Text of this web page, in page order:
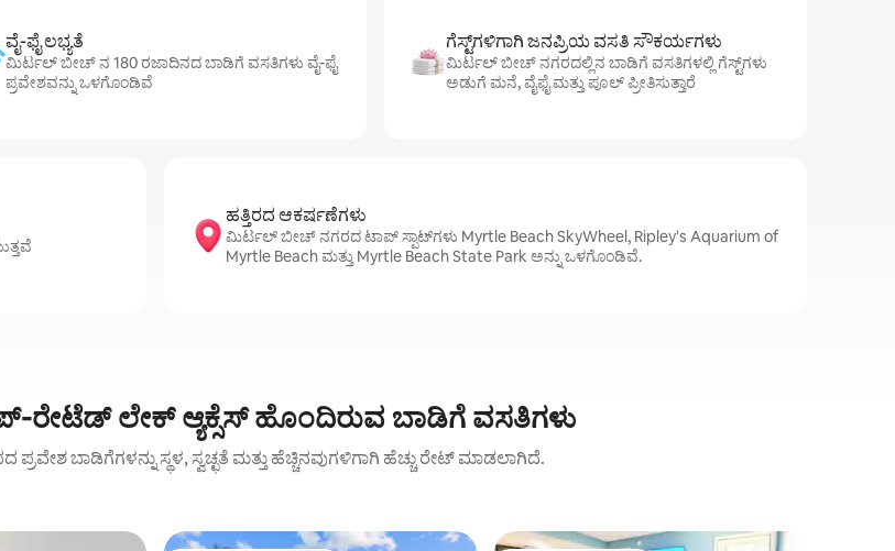
ವೈ-ಫೈ ಲಭ್ಯತೆ
ಮಿರ್ಟಲ್ ಬೀಚ್ ನ 180 ರಜಾದಿನದ ಬಾಡಿಗೆ ವಸತಿಗಳು ವೈ-ಫೈ
ಪ್ರವೇಶವನ್ನು ಒಳಗೊಂಡಿವೆ
ಗೆಸ್ಟ್‌ಗಳಿಗಾಗಿ ಜನಪ್ರಿಯ ವಸತಿ ಸೌಕರ್ಯಗಳು
ಮಿರ್ಟಲ್ ಬೀಚ್ ನಗರದಲ್ಲಿನ ಬಾಡಿಗೆ ವಸತಿಗಳಲ್ಲಿ ಗೆಸ್ಟ್‌ಗಳು
ಅಡುಗೆ ಮನೆ, ವೈಫೈ ಮತ್ತು ಪೂಲ್ ಪ್ರೀತಿಸುತ್ತಾರೆ
ಹತ್ತಿರದ ಆಕರ್ಷಣೆಗಳು
ಮಿರ್ಟಲ್ ಬೀಚ್ ನಗರದ ಟಾಪ್ ಸ್ಪಾಟ್‌ಗಳು Myrtle Beach SkyWheel, Ripley's Aquarium of
Myrtle Beach ಮತ್ತು Myrtle Beach State Park ಅನ್ನು ಒಳಗೊಂಡಿವೆ.
ಲೇಕ್ ಆ್ಯಕ್ಸೆಸ್‌ ಹೊಂದಿರುವ ಬಾಡಿಗೆ ವಸತಿಗಳು
ಪ್ರವೇಶ ಬಾಡಿಗೆಗಳನ್ನು ಸ್ಥಳ, ಸ್ವಚ್ಛತೆ ಮತ್ತು ಹೆಚ್ಚಿನವುಗಳಿಗಾಗಿ ಹೆಚ್ಚು ರೇಟ್ ಮಾಡಲಾಗಿದೆ.